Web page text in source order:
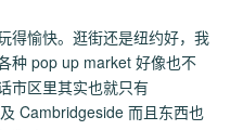
得愉快。逛街还是纽约好，我
种 pop up market 好像也不
市区里其实也就只有
Cambridgeside 而且东西也